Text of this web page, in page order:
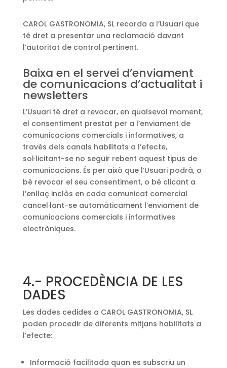
CAROL GASTRONOMIA, SL recorda a l’Usuari que
té dret a presentar una reclamació davant
l’autoritat de control pertinent.
Baixa en el servei d’enviament
de comunicacions d’actualitat i
newsletters
L’Usuari té dret a revocar, en qualsevol moment,
el consentiment prestat per a l’enviament de
comunicacions comercials i informatives, a
través dels canals habilitats a l’efecte,
sol·licitant-se no seguir rebent aquest tipus de
comunicacions. És per això que l’Usuari podrà, o
bé revocar el seu consentiment, o bé clicant a
l’enllaç inclòs en cada comunicat comercial
cancel·lant-se automàticament l’enviament de
comunicacions comercials i informatives
electròniques.
4.- PROCEDÈNCIA DE LES
DADES
Les dades cedides a CAROL GASTRONOMIA, SL
poden procedir de diferents mitjans habilitats a
l’efecte:
Informació facilitada quan es subscriu un